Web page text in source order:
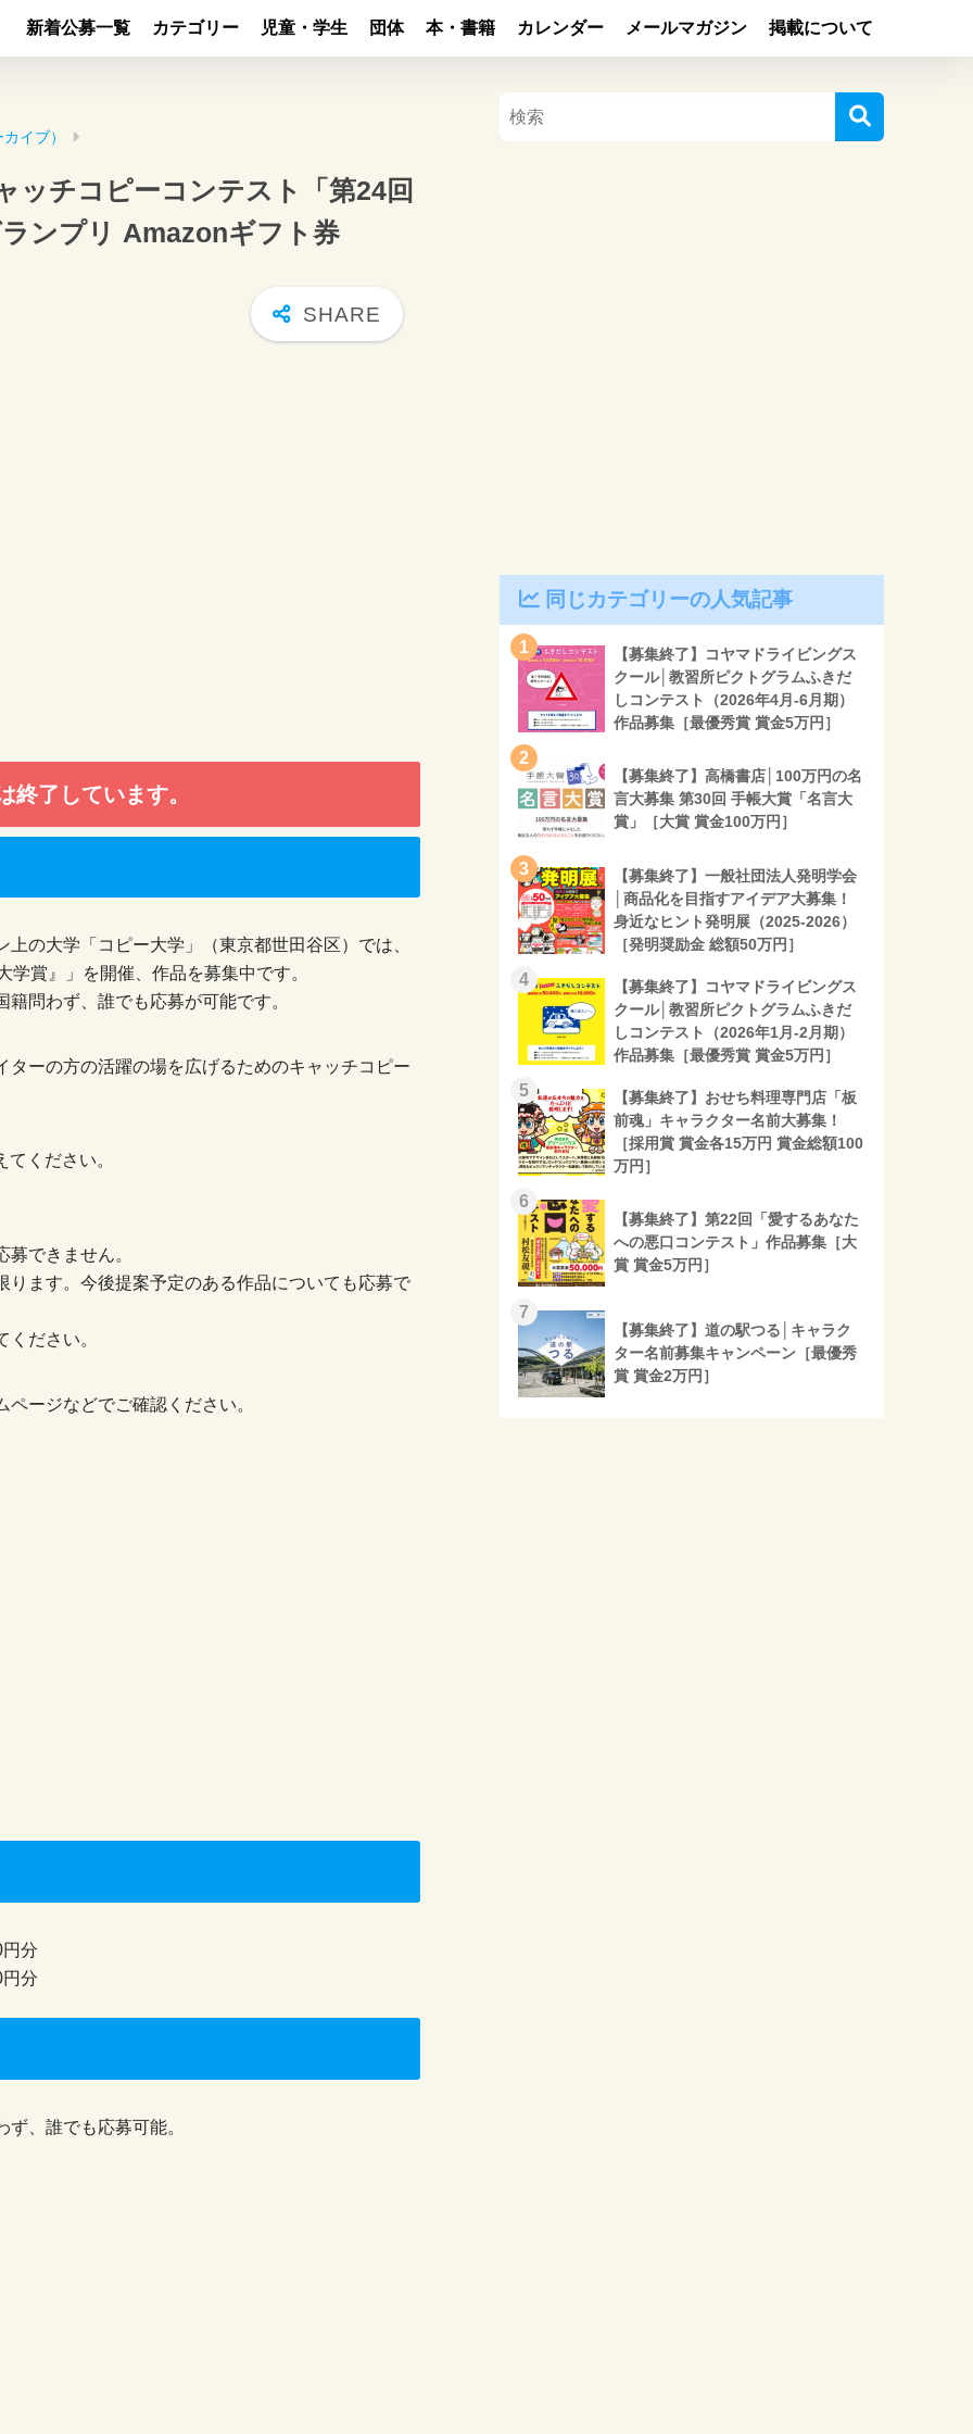
新着公募一覧 カテゴリー 児童・学生 団体 本・書籍 カレンダー メールマガジン 掲載について
イブ）
ッチコピーコンテスト「第24回
ンプリ Amazonギフト券
終了しています。
の大学「コピー大学」（東京都世田谷区）では、
賞』」を開催、作品を募集中です。
問わず、誰でも応募が可能です。
ーの方の活躍の場を広げるためのキャッチコピー
ください。
できません。
ます。今後提案予定のある作品についても応募で
ださい。
ージなどでご確認ください。
分
分
、誰でも応募可能。
同じカテゴリーの人気記事
1
【募集終了】コヤマドライビングス
クール│教習所ピクトグラムふきだ
しコンテスト（2026年4月-6月期）
作品募集［最優秀賞 賞金5万円］
2
【募集終了】高橋書店│100万円の名
言大募集 第30回 手帳大賞「名言大
賞」［大賞 賞金100万円］
3
【募集終了】一般社団法人発明学会
│商品化を目指すアイデア大募集！
身近なヒント発明展（2025-2026）
［発明奨励金 総額50万円］
4
【募集終了】コヤマドライビングス
クール│教習所ピクトグラムふきだ
しコンテスト（2026年1月-2月期）
作品募集［最優秀賞 賞金5万円］
5
【募集終了】おせち料理専門店「板
前魂」キャラクター名前大募集！
［採用賞 賞金各15万円 賞金総額100
万円］
6
【募集終了】第22回「愛するあなた
への悪口コンテスト」作品募集［大
賞 賞金5万円］
7
【募集終了】道の駅つる│キャラク
ター名前募集キャンペーン［最優秀
賞 賞金2万円］